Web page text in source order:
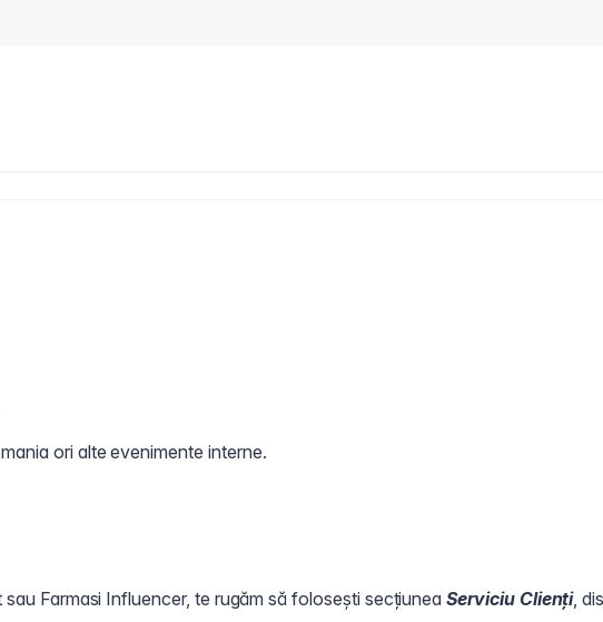
ori alte evenimente interne.
Farmasi Influencer, te rugăm să folosești secțiuneaServiciu Clienți,